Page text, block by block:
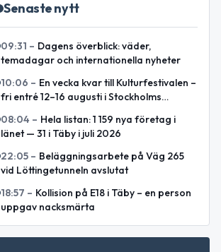
Senaste nytt
09:31 – Dagens överblick: väder,
temadagar och internationella nyheter
10:06 – En vecka kvar till Kulturfestivalen –
fri entré 12–16 augusti i Stockholms
08:04 – Hela listan: 1 159 nya företag i
länet — 31 i Täby i juli 2026
22:05 – Beläggningsarbete på Väg 265
vid Löttingetunneln avslutat
18:57 – Kollision på E18 i Täby – en person
uppgav nacksmärta